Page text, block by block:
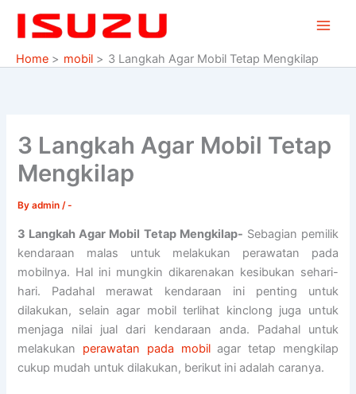
Home
mobil 3 Langkah Agar Mobil Tetap Mengkilap
3 Langkah Agar Mobil Tetap
Mengkilap
Byadmin /-
3 Langkah Agar Mobil Tetap Mengkilap- Sebagian pemilik
kendaraan malas untuk melakukan perawatan pada
mobilnya. Hal ini mungkin dikarenakan kesibukan sehari-
hari. Padahal merawat kendaraan ini penting untuk
dilakukan, selain agar mobil terlihat kinclong juga untuk
menjaga nilai jual dari kendaraan anda. Padahal untuk
melakukan perawatan pada mobilagar tetap mengkilap
cukup mudah untuk dilakukan, berikut ini adalah caranya.